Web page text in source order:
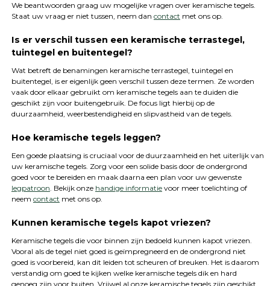
We beantwoorden graag uw mogelijke vragen over keramische tegels.
Staat uw vraag er niet tussen, neem dan contact met ons op.
Is er verschil tussen een keramische terrastegel,
tuintegel en buitentegel?
Wat betreft de benamingen keramische terrastegel, tuintegel en
buitentegel, is er eigenlijk geen verschil tussen deze termen. Ze worden
vaak door elkaar gebruikt om keramische tegels aan te duiden die
geschikt zijn voor buitengebruik. De focus ligt hierbij op de
duurzaamheid, weerbestendigheid en slipvastheid van de tegels.
Hoe keramische tegels leggen?
Een goede plaatsing is cruciaal voor de duurzaamheid en het uiterlijk van
uw keramische tegels. Zorg voor een solide basis door de ondergrond
goed voor te bereiden en maak daarna een plan voor uw gewenste
legpatroon. Bekijk onze handige informatievoor meer toelichting of
neem contact met ons op.
Kunnen keramische tegels kapot vriezen?
Keramische tegels die voor binnen zijn bedoeld kunnen kapot vriezen.
Vooral als de tegel niet goed is geïmpregneerd en de ondergrond niet
goed is voorbereid, kan dit leiden tot scheuren of breuken. Het is daarom
verstandig om goed te kijken welke keramische tegels dik en hard
genoeg zijn voor buiten. Vrijwel al onze keramische tegels zijn geschikt